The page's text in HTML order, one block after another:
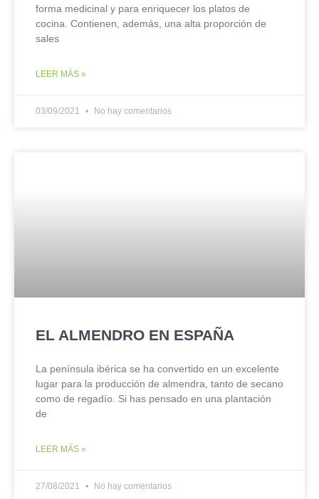
forma medicinal y para enriquecer los platos de
cocina. Contienen, además, una alta proporción de
sales
LEER MÁS »
03/09/2021 No hay comentarios
EL ALMENDRO EN ESPAÑA
La península ibérica se ha convertido en un excelente
lugar para la producción de almendra, tanto de secano
como de regadío. Si has pensado en una plantación
de
LEER MÁS »
27/08/2021 No hay comentarios